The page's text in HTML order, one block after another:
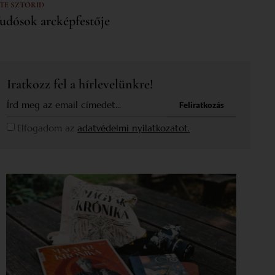
SZTORID
arcképfestője
Iratkozz fel a hírlevelünkre!
Elfogadom az adatvédelmi nyilatkozatot.
Feliratkozás